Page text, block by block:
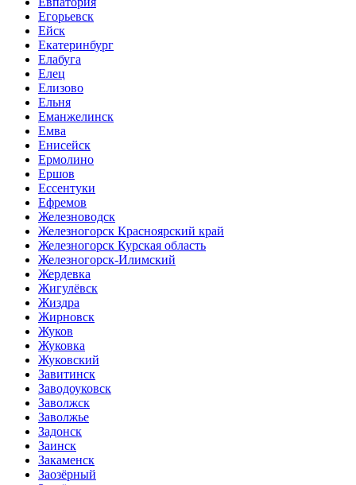
Егорьевск
Ейск
Екатеринбург
Елабуга
Елец
Елизово
Ельня
Еманжелинск
Емва
Енисейск
Ермолино
Ершов
Ессентуки
Ефремов
Железноводск
Железногорск Красноярский край
Железногорск Курская область
Железногорск-Илимский
Жердевка
Жигулёвск
Жиздра
Жирновск
Жуков
Жуковка
Жуковский
Завитинск
Заводоуковск
Заволжск
Заволжье
Задонск
Заинск
Закаменск
Заозёрный